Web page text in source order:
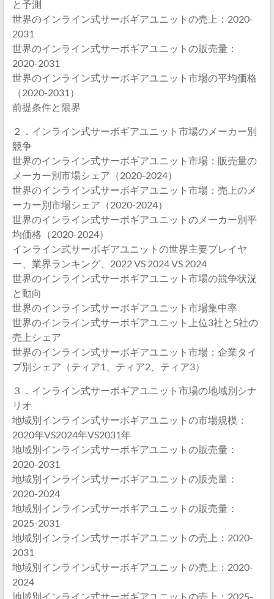
と予測
世界のインライン式サーボギアユニットの売上：2020-
2031
世界のインライン式サーボギアユニットの販売量：
2020-2031
世界のインライン式サーボギアユニット市場の平均価格
（2020-2031）
前提条件と限界
２．インライン式サーボギアユニット市場のメーカー別
競争
世界のインライン式サーボギアユニット市場：販売量の
メーカー別市場シェア（2020-2024）
世界のインライン式サーボギアユニット市場：売上のメ
ーカー別市場シェア（2020-2024）
世界のインライン式サーボギアユニットのメーカー別平
均価格（2020-2024）
インライン式サーボギアユニットの世界主要プレイヤ
ー、業界ランキング、2022 VS 2024 VS 2024
世界のインライン式サーボギアユニット市場の競争状況
と動向
世界のインライン式サーボギアユニット市場集中率
世界のインライン式サーボギアユニット上位3社と5社の
売上シェア
世界のインライン式サーボギアユニット市場：企業タイ
プ別シェア（ティア1、ティア2、ティア3）
３．インライン式サーボギアユニット市場の地域別シナ
リオ
地域別インライン式サーボギアユニットの市場規模：
2020年VS2024年VS2031年
地域別インライン式サーボギアユニットの販売量：
2020-2031
地域別インライン式サーボギアユニットの販売量：
2020-2024
地域別インライン式サーボギアユニットの販売量：
2025-2031
地域別インライン式サーボギアユニットの売上：2020-
2031
地域別インライン式サーボギアユニットの売上：2020-
2024
地域別インライン式サーボギアユニットの売上：2025-